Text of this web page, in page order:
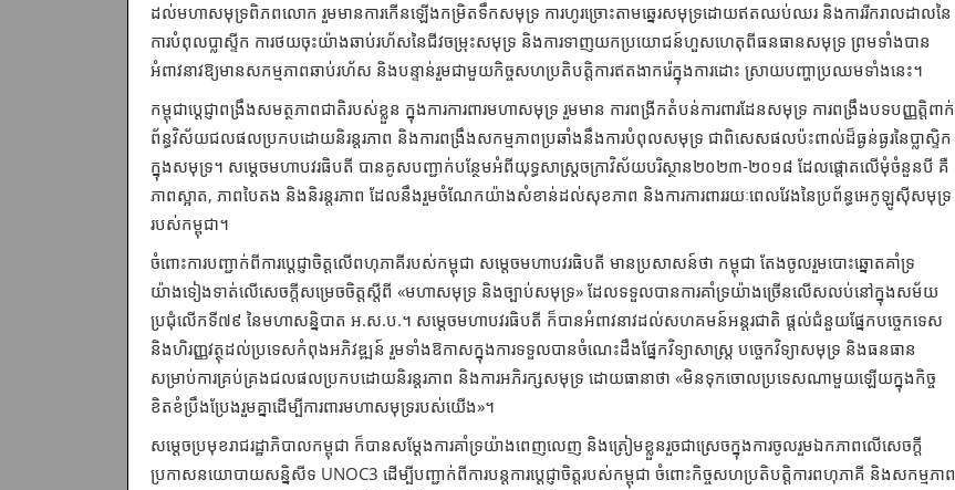
ដល់មហាសមុទ្រ​ពិភពលោក រួមមានការកើនឡើងកម្រិតទឹកសមុទ្រ ការហូរច្រោះតាមឆ្នេរសមុទ្រ​ដោយឥតឈប់ឈរ និងការរីករាលដាលនៃ
ការបំពុលប្លាស្ទីក ការថយចុះយ៉ាងឆាប់រហ័ស​នៃជីវចម្រុះសមុទ្រ និងការទាញយកប្រយោជន៍ហួស​ហេតុពីធនធានសមុទ្រ ព្រមទាំងបាន
អំពាវនាវឱ្យមានសកម្មភាពឆាប់រហ័ស និងបន្ទាន់រួមជាមួយកិច្ចសហប្រតិបត្តិការឥតងាករ៉េក្នុងការដោះ ស្រាយបញ្ហាប្រឈមទាំងនេះ។
កម្ពុជាប្តេជ្ញាពង្រឹងសមត្ថភាពជាតិរបស់ខ្លួន ក្នុងការការពារមហាសមុទ្រ រួមមាន ការពង្រីកតំបន់ការពារដែនសមុទ្រ ការពង្រឹងបទបញ្ញត្តិពាក់
ព័ន្ធវិស័យជល​ផល​ប្រកបដោយនិរន្តរភាព និងការពង្រឹងសកម្មភាពប្រឆាំងនឹងការបំពុលសមុទ្រ ជា​ពិសេសផលប៉ះពាល់ដ៏ធ្ងន់ធ្ងរនៃប្លាស្ទិក
ក្នុងសមុទ្រ។ សម្ដេចមហាបវរធិបតី បានគូសបញ្ជាក់បន្ថែមអំពីយុទ្ធសាស្ត្រចក្រាវិស័យបរិស្ថាន២០២៣-២០១៨ ដែល​ផ្តោតលើមុំចំនួនបី គឺ
ភាពស្អាត, ភាពបៃតង និងនិរន្តរភាព ដែលនឹងរួមចំណែកយ៉ាងសំខាន់ដល់សុខភាព និងការការពាររយៈពេលវែងនៃប្រព័ន្ធអេកូឡូស៊ីសមុទ្រ​
របស់កម្ពុជា។
ចំពោះការបញ្ជាក់ពីការប្តេជ្ញាចិត្តលើពហុភាគីរបស់កម្ពុជា សម្តេចមហាបវរធិបតី មានប្រសាសន៍ថា កម្ពុជា តែងចូលរួមបោះឆ្នោតគាំទ្រ
យ៉ាងទៀងទាត់លើ​សេចក្តី​សម្រេចចិត្តស្ដីពី «មហាសមុទ្រ និងច្បាប់សមុទ្រ» ដែលទទួលបានការគាំទ្រយ៉ាងច្រើនលើសលប់នៅក្នុងសម័យ
ប្រជុំលើកទី៧៩ នៃមហាសន្និបាត អ.ស.ប.។ សម្តេចមហាបវរធិបតី ក៏បានអំពាវនាវដល់សហគមន៍អន្តរជាតិ ផ្ដល់ជំនួយផ្នែកបច្ចេកទេស
និងហិរញ្ញវត្ថុដល់ប្រទេសកំពុងអភិវឌ្ឍន៍ រួមទាំងឱកាសក្នុងការ​ទទួលបានចំណេះដឹងផ្នែកវិទ្យាសាស្ត្រ បច្ចេកវិទ្យាសមុទ្រ និងធនធាន
សម្រាប់ការគ្រប់គ្រងជលផលប្រកបដោយនិរន្តរភាព និងការអភិរក្សសមុទ្រ ដោយធានាថា «មិនទុកចោលប្រទេសណាមួយឡើយក្នុងកិច្ច​
ខិតខំប្រឹងប្រែងរួមគ្នាដើម្បីការពារមហាសមុទ្ររបស់យើង»។
សម្ដេចប្រមុខរាជរដ្ឋាភិបាលកម្ពុជា ក៏បានសម្តែងការគាំទ្រយ៉ាងពេញលេញ និង​ត្រៀមខ្លួនរួចជាស្រេចក្នុងការចូលរួមឯកភាពលើសេចក្តី
ប្រកាសនយោបាយ​សន្និសីទ UNOC3 ដើម្បីបញ្ជាក់ពីការបន្តការប្ដេជ្ញាចិត្តរបស់កម្ពុជា ចំពោះកិច្ចសហប្រតិបត្តិការពហុភាគី និងសកម្មភាព